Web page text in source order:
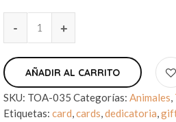
AÑADIR AL CARRITO
SKU: TOA-035 Categorías:Animales,
Etiquetas:card,cards,dedicatoria,